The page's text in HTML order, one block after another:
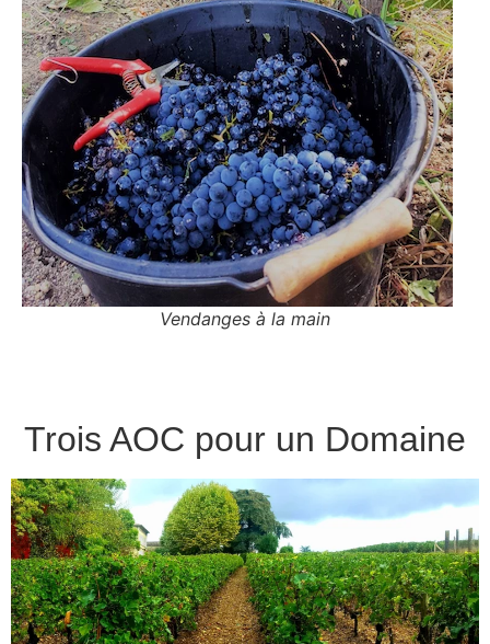
Vendanges à la main
Trois AOC pour un Domaine